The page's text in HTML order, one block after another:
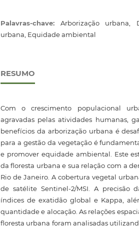
Palavras-chave:Arborização urbana,
urbana, Equidade ambiental
RESUMO
Com o crescimento populacional
agravadas pelas atividades humanas,
benefícios da arborização urbana é
para a gestão da vegetação é
e promover equidade ambiental. Este
da floresta urbana e sua relação com a
Rio de Janeiro. A cobertura vegetal
de satélite Sentinel-2/MSI. A precisão
índices de exatidão global e Kappa,
quantidade e alocação. As relações
floresta urbana foram analisadas